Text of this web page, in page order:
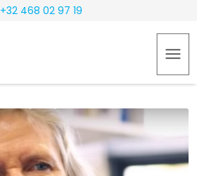
+32 468 02 97 19